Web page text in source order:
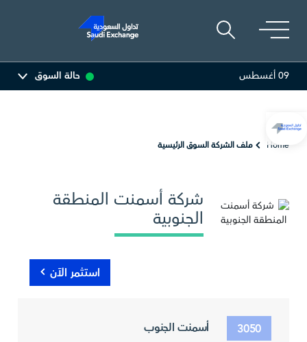
47.64
-0.02 (-0.04%)
09 أغسطس حالة السوق
Home ملف الشركة السوق الرئيسية
شركة أسمنت المنطقة
الجنوبية
استثمر الآن
3050 أسمنت الجنوب